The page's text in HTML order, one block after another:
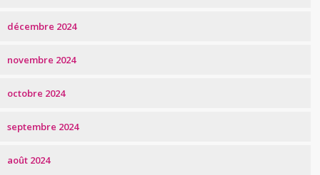
décembre 2024
novembre 2024
octobre 2024
septembre 2024
août 2024